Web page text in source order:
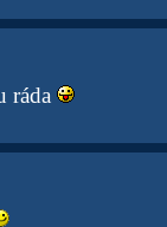
ráda